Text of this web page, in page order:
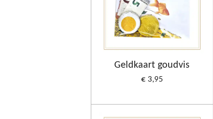
Geldkaart goudvis
€ 3,95